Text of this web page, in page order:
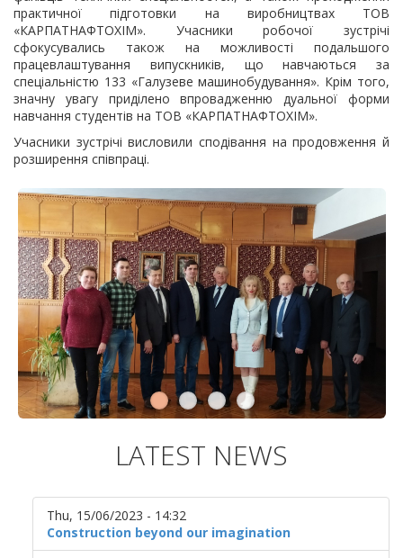
практичної підготовки на виробництвах ТОВ
«КАРПАТНАФТОХІМ». Учасники робочої зустрічі
сфокусувались також на можливості подальшого
працевлаштування випускників, що навчаються за
спеціальністю 133 «Галузеве машинобудування». Крім того,
значну увагу приділено впровадженню дуальної форми
навчання студентів на ТОВ «КАРПАТНАФТОХІМ».
Учасники зустрічі висловили сподівання на продовження й
розширення співпраці.
LATEST NEWS
Thu, 15/06/2023 - 14:32
Construction beyond our imagination